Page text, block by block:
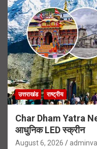
उत्तराखंड राष्ट्रीय
Char Dham Yatra
आधुनिक LED स्क्रीन
August 6, 2026